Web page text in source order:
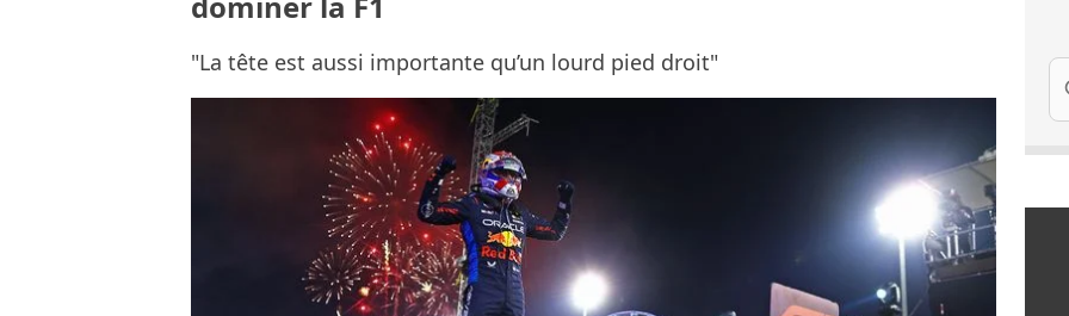
"La tête est aussi importante qu’un lourd pied droit"